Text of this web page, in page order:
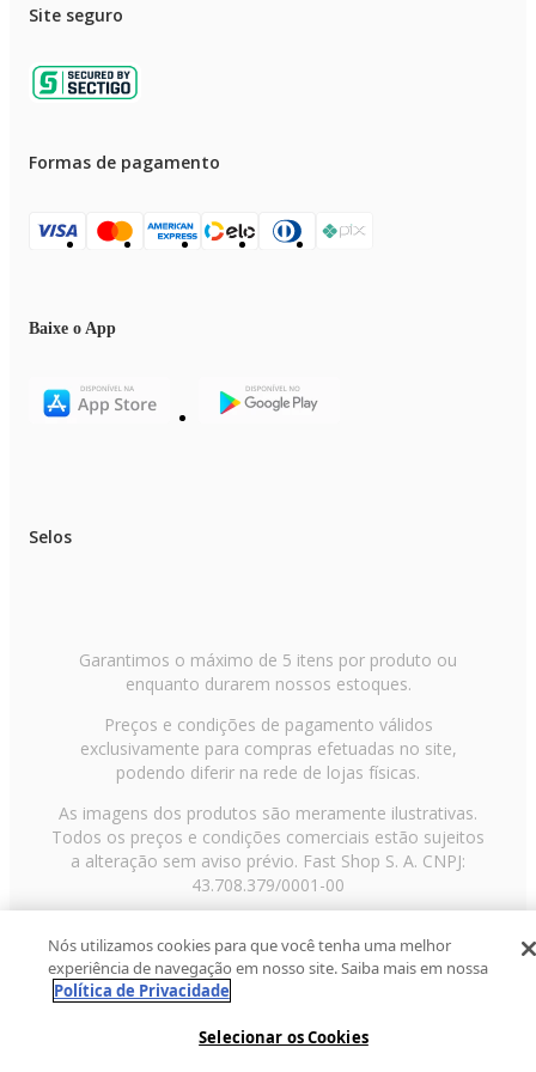
Site seguro
Formas de pagamento
Baixe o App
Selos
Garantimos o máximo de 5 itens por produto ou
enquanto durarem nossos estoques.
Preços e condições de pagamento válidos
exclusivamente para compras efetuadas no site,
podendo diferir na rede de lojas físicas.
As imagens dos produtos são meramente ilustrativas.
Todos os preços e condições comerciais estão sujeitos
a alteração sem aviso prévio. Fast Shop S. A. CNPJ:
43.708.379/0001-00
Paulo/SP, CEP 02029-001, Telefone: 11 3003-3728 ©
2013 Fast Shop - Todos os direitos reservadosRF
Nós utilizamos cookies para que você tenha uma melhor
experiência de navegação em nosso site. Saiba mais em nossa
Política de Privacidade
Selecionar os Cookies